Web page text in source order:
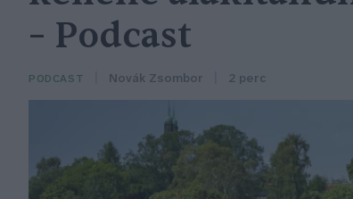
– Podcast
PODCAST Novák Zsombor 2 perc